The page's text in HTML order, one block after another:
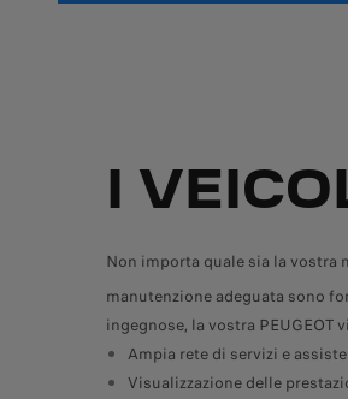
I
Non importa quale sia la vostra
manutenzione adeguata sono
ingegnose, la vostra
Ampia rete di servizi e
Visualizzazione delle